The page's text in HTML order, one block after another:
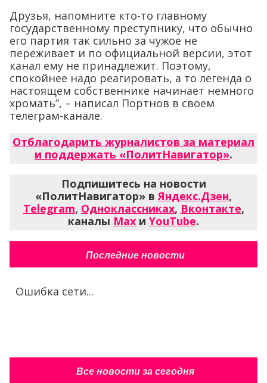
Друзья, напомните кто-то главному
государственному преступнику, что обычно
его партия так сильно за чужое не
переживает и по официальной версии, этот
канал ему не принадлежит. Поэтому,
спокойнее надо реагировать, а то легенда о
настоящем собственнике начинает немного
хромать”, – написал Портнов в своем
телеграм-канале.
Отблагодарить журналистов за материал
и поддержать «ПолитНавигатор».
Подпишитесь на новости
«ПолитНавигатор» вЯндекс.Дзен,
Telegram, Одноклассниках, Вконтакте,
каналы Max и YouTube.
Последние новости
Ошибка сети...
Все новости за сегодня